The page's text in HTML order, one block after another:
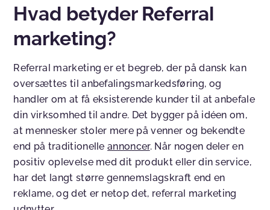
Hvad betyder Referral
marketing?
Referral marketing er et begreb, der på dansk kan
oversættes til anbefalingsmarkedsføring, og
handler om at få eksisterende kunder til at anbefale
din virksomhed til andre. Det bygger på idéen om,
at mennesker stoler mere på venner og bekendte
end på traditionelleannoncer. Når nogen deler en
positiv oplevelse med dit produkt eller din service,
har det langt større gennemslagskraft end en
reklame, og det er netop det, referral marketing